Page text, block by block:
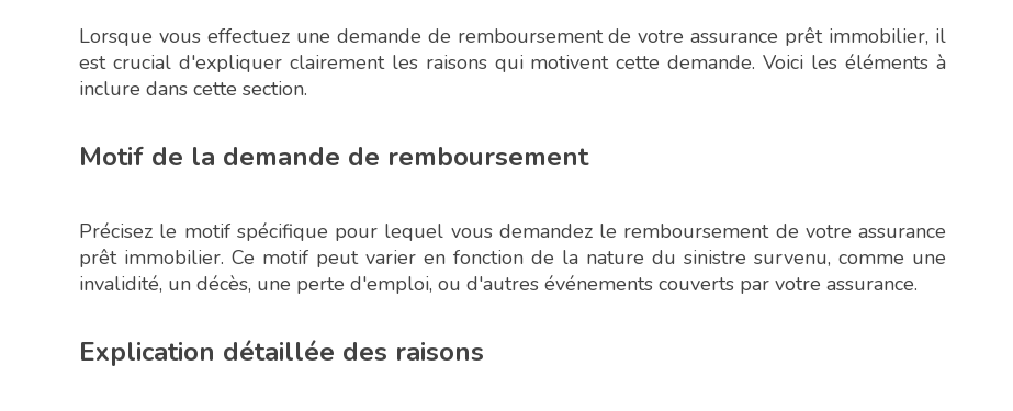
Lorsque vous effectuez une demande de remboursement de votre assurance prêt immobilier, il
est crucial d'expliquer clairement les raisons qui motivent cette demande. Voici les éléments à
inclure dans cette section.
Motif de la demande de remboursement
Précisez le motif spécifique pour lequel vous demandez le remboursement de votre assurance
prêt immobilier. Ce motif peut varier en fonction de la nature du sinistre survenu, comme une
invalidité, un décès, une perte d'emploi, ou d'autres événements couverts par votre assurance.
Explication détaillée des raisons